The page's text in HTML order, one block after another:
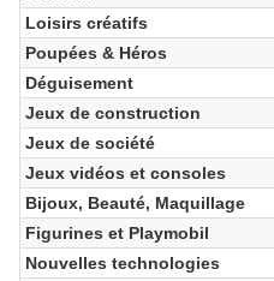
Loisirs créatifs
Poupées & Héros
Déguisement
Jeux de construction
Jeux de société
Jeux vidéos et consoles
Bijoux, Beauté, Maquillage
Figurines et Playmobil
Nouvelles technologies